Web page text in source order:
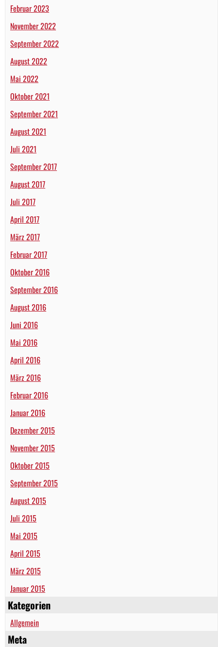
Februar 2023
November 2022
September 2022
August 2022
Mai 2022
Oktober 2021
September 2021
August 2021
Juli 2021
September 2017
August 2017
Juli 2017
April 2017
März 2017
Februar 2017
Oktober 2016
September 2016
August 2016
Juni 2016
Mai 2016
April 2016
März 2016
Februar 2016
Januar 2016
Dezember 2015
November 2015
Oktober 2015
September 2015
August 2015
Juli 2015
Mai 2015
April 2015
März 2015
Januar 2015
Kategorien
Allgemein
Meta